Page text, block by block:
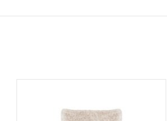
materiaal Metaal, stof